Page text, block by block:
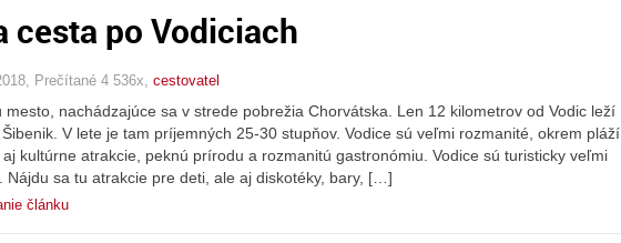
cesta po Vodiciach
Prečítané 4 536x, cestovatel
mesto, nachádzajúce sa v strede pobrežia Chorvátska. Len 12 kilometrov od Vodic leží
V lete je tam príjemných 25-30 stupňov. Vodice sú veľmi rozmanité, okrem pláží
aj kultúrne atrakcie, peknú prírodu a rozmanitú gastronómiu. Vodice sú turisticky veľmi
Nájdu sa tu atrakcie pre deti, ale aj diskotéky, bary, […]
článku